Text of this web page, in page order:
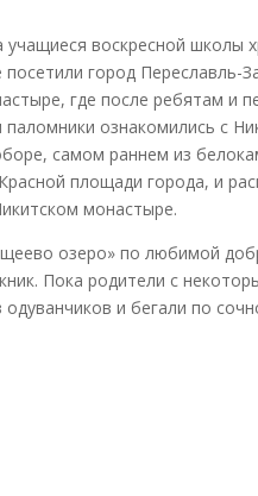
учащиеся воскресной школы
город Переславль-
где после ребятам и
паломники ознакомились с
самом раннем из
площади города, и
монастыре.
озеро» по любимой
Пока родители с
и бегали по